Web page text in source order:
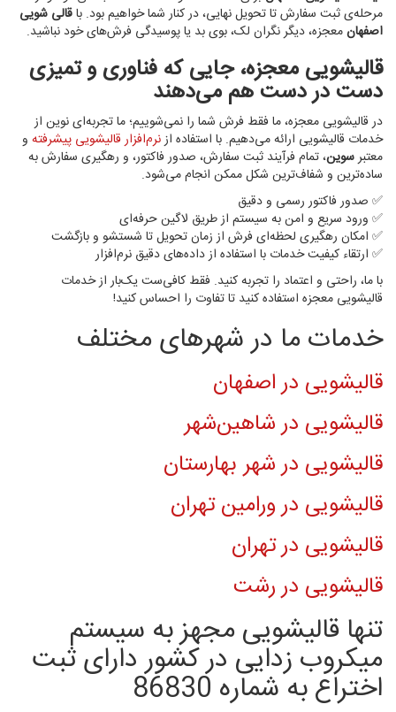
مرحله‌ی ثبت سفارش تا تحویل نهایی، در کنار شما خواهیم بود. باقالی شویی
اصفهانمعجزه، دیگر نگران لک، بوی بد یا پوسیدگی فرش‌های خود نباشید.
قالیشویی معجزه، جایی که فناوری و تمیزی
دست در دست هم می‌دهند
در قالیشویی معجزه، ما فقط فرش شما را نمی‌شوییم؛ ما تجربه‌ای نوین از
خدمات قالیشویی ارائه می‌دهیم. با استفاده ازنرم‌افزار قالیشویی پیشرفته و
معتبرسوین، تمام فرآیند ثبت سفارش، صدور فاکتور، و رهگیری سفارش به
ساده‌ترین و شفاف‌ترین شکل ممکن انجام می‌شود.
✅ صدور فاکتور رسمی و دقیق
✅ ورود سریع و امن به سیستم از طریق لاگین حرفه‌ای
✅ امکان رهگیری لحظه‌ای فرش از زمان تحویل تا شستشو و بازگشت
✅ ارتقاء کیفیت خدمات با استفاده از داده‌های دقیق نرم‌افزار
با ما، راحتی و اعتماد را تجربه کنید. فقط کافی‌ست یک‌بار از خدمات
قالیشویی معجزه استفاده کنید تا تفاوت را احساس کنید!
خدمات ما در شهرهای مختلف
قالیشویی در اصفهان
قالیشویی در شاهین‌شهر
قالیشویی در شهر بهارستان
قالیشویی در ورامین تهران
قالیشویی در تهران
قالیشویی در رشت
تنها قالیشویی مجهز به سیستم
میکروب زدایی در کشور دارای ثبت
اختراع به شماره 86830